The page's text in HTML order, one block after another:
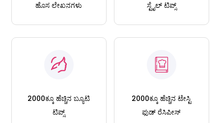
ಹೊಸ ಲೇಖನಗಳು
ಸ್ಟೈಲ್ ಟಿಪ್ಸ್
2000ಕ್ಕೂ ಹೆಚ್ಚಿನ ಬ್ಯೂಟಿ
ಟಿಪ್ಸ್
2000ಕ್ಕೂ ಹೆಚ್ಚಿನ ಟೇಸ್ಟಿ
ಫುಡ್ ರೆಸಿಪೀಸ್